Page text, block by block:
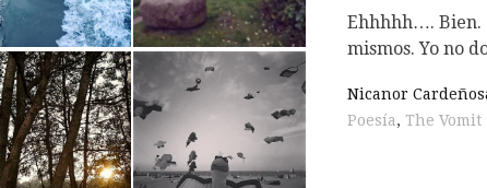
Ehhhhh…. Bien.
mismos. Yo no
Nicanor
Poesía, The Vomit